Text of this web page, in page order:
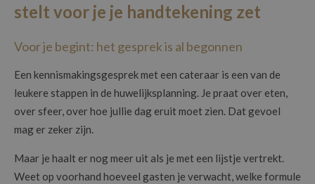
stelt voor je je handtekening zet
Voor je begint: het gesprek is al begonnen
Een kennismakingsgesprek met een cateraar is een van de
leukere stappen in de huwelijksplanning. Je praat over eten,
over sfeer, over hoe jullie dag eruit moet zien. Dat gevoel
mag er zeker zijn.
Maar je haalt er nog meer uit als je met een lijstje vertrekt.
Weet op voorhand hoeveel gasten je verwacht, welke formule